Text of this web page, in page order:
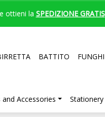
ottieni la SPEDIZIONE GRATIS
BATTITO FUNGHI
and Accessories